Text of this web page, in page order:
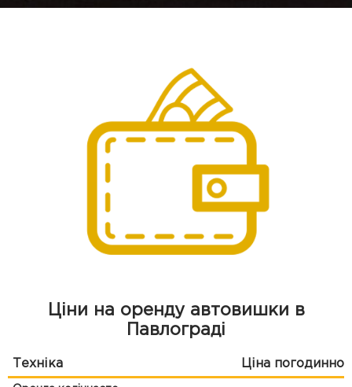
Ціни на оренду автовишки в
Павлограді
Техніка Ціна погодинно